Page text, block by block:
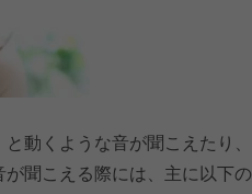
と動くような音が聞こえたり、
が聞こえる際には、主に以下の